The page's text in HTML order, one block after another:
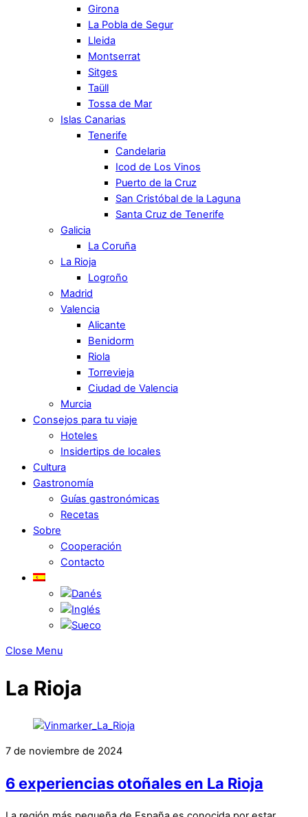
Girona
La Pobla de Segur
Lleida
Montserrat
Sitges
Taüll
Tossa de Mar
Islas Canarias
Tenerife
Candelaria
Icod de Los Vinos
Puerto de la Cruz
San Cristóbal de la Laguna
Santa Cruz de Tenerife
Galicia
La Coruña
La Rioja
Logroño
Madrid
Valencia
Alicante
Benidorm
Riola
Torrevieja
Ciudad de Valencia
Murcia
Consejos para tu viaje
Hoteles
Insidertips de locales
Cultura
Gastronomía
Guías gastronómicas
Recetas
Sobre
Cooperación
Contacto
Close Menu
La Rioja
7 de noviembre de 2024
6 experiencias otoñales en La Rioja